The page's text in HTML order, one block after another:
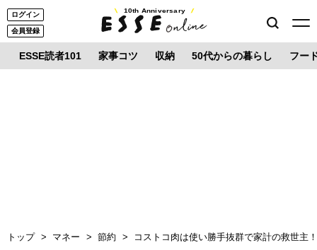
ログイン
会員登録
10th Anniversary
ESSE読者101 家事コツ 収納 50代からの暮らし フー
トップ マネー 節約 コストコ肉は使い勝手抜群で家計の救世主